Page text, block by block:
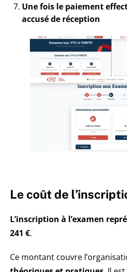
Une fois le paiement
accusé de réception
Le coût de
L’inscription à l’examen
241 €.
Ce montant couvre